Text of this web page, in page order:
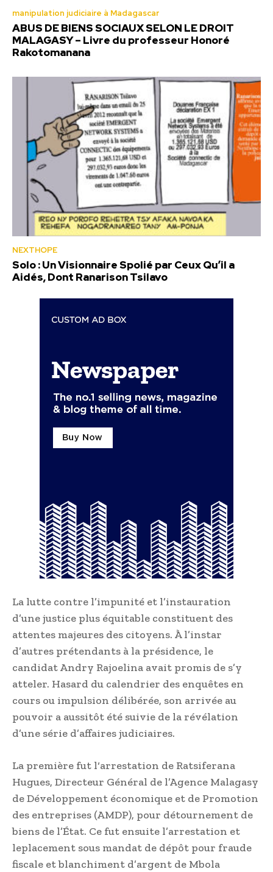
manipulation judiciaire à Madagascar
ABUS DE BIENS SOCIAUX SELON LE DROIT
MALAGASY – Livre du professeur Honoré
Rakotomanana
NEXTHOPE
Solo : Un Visionnaire Spolié par Ceux Qu’il a
Aidés, Dont Ranarison Tsilavo
La lutte contre l’impunité et l’instauration
d’une justice plus équitable constituent des
attentes majeures des citoyens. À l’instar
d’autres prétendants à la présidence, le
candidat Andry Rajoelina avait promis de s’y
atteler. Hasard du calendrier des enquêtes en
cours ou impulsion délibérée, son arrivée au
pouvoir a aussitôt été suivie de la révélation
d’une série d’affaires judiciaires.
La première fut l‘arrestation de Ratsiferana
Hugues, Directeur Général de l’Agence Malagasy
de Développement économique et de Promotion
des entreprises (AMDP), pour détournement de
biens de l’État. Ce fut ensuite l’arrestation et
leplacement sous mandat de dépôt pour fraude
fiscale et blanchiment d’argent de Mbola